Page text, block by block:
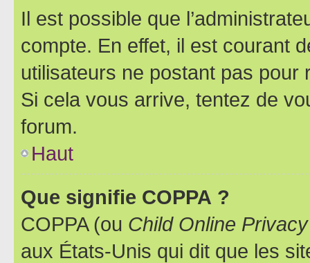
Il est possible que
compte. En effet, il est courant
utilisateurs ne postant pas pour
Si cela vous arrive, tentez de
forum.
Haut
Que signifie COPPA ?
COPPA (ou Child Online
aux États-Unis qui dit que les